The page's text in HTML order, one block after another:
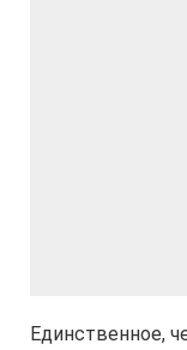
Единственное,